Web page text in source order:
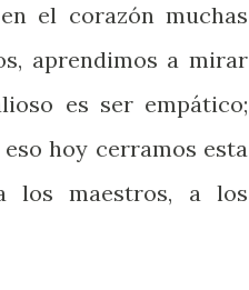
el corazón muchas
aprendimos a mirar
es ser empático;
hoy cerramos esta
los maestros, a los